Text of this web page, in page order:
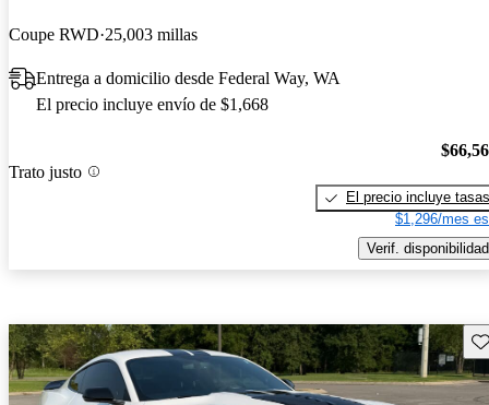
Coupe RWD 25,003 millas
Entrega a domicilio desde Federal Way, WA
El precio incluye envío de $1,668
Trato justo
El precio incluye tasas
$1,296/mes
Verif. disponibilidad